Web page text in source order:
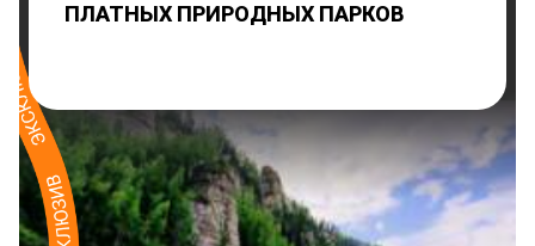
ПЛАТНЫХ ПРИРОДНЫХ ПАРКОВ